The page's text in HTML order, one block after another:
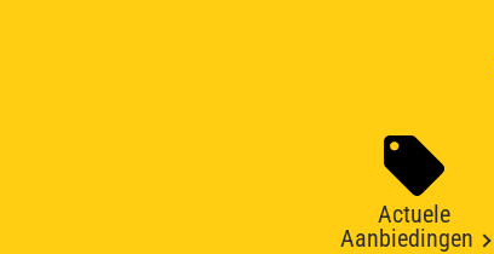
Actuele
Aanbiedingen